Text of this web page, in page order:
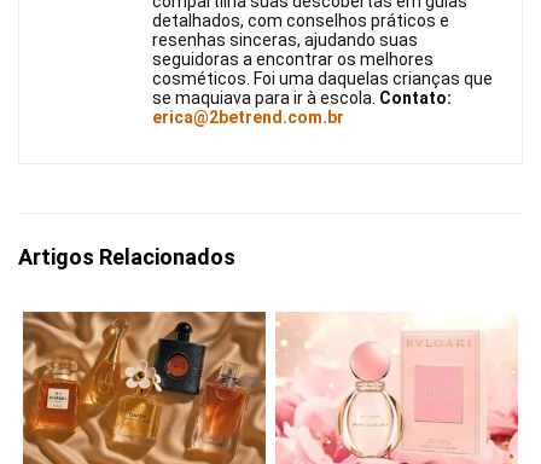
detalhados, com conselhos práticos e
resenhas sinceras, ajudando suas
seguidoras a encontrar os melhores
cosméticos. Foi uma daquelas crianças que
se maquiava para ir à escola. Contato:
erica@2betrend.com.br
Artigos Relacionados